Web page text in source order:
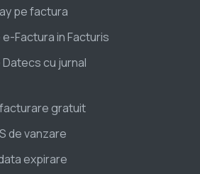
pe factura
Factura in Facturis
cu jurnal
gratuit
de vanzare
expirare